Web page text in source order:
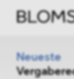
Neueste